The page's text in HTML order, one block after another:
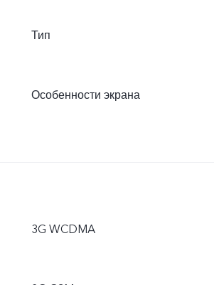
Тип
Особенности экрана
3G WCDMA